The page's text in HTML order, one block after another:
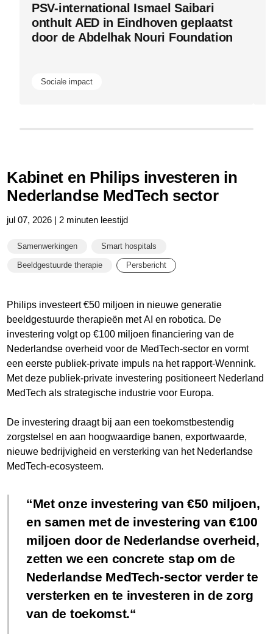
PSV-international Ismael Saibari
onthult AED in Eindhoven geplaatst
door de Abdelhak Nouri Foundation
Sociale impact
Kabinet en Philips investeren in
Nederlandse MedTech sector
jul 07, 2026 | 2 minuten leestijd
Samenwerkingen Smart hospitals
Beeldgestuurde therapie Persbericht
Philips investeert €50 miljoen in nieuwe generatie
beeldgestuurde therapieën met AI en robotica. De
investering volgt op €100 miljoen financiering van de
Nederlandse overheid voor de MedTech-sector en vormt
een eerste publiek-private impuls na het rapport-Wennink.
Met deze publiek-private investering positioneert Nederland
MedTech als strategische industrie voor Europa.
De investering draagt bij aan een toekomstbestendig
zorgstelsel en aan hoogwaardige banen, exportwaarde,
nieuwe bedrijvigheid en versterking van het Nederlandse
MedTech-ecosysteem.
Met onze investering van €50 miljoen,
en samen met de investering van €100
miljoen door de Nederlandse overheid,
zetten we een concrete stap om de
Nederlandse MedTech-sector verder te
versterken en te investeren in de zorg
van de toekomst.